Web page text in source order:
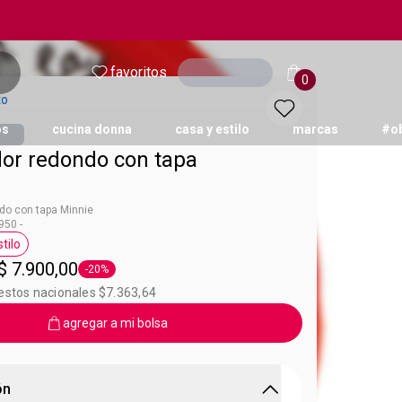
favoritos Ingresar 0
cucina donna casa y estilo marcas
redondo con tapa
con tapa Minnie
-
Avon Casa y Estilo
7.900,00 Etiqueta -20%
-20%
nacionales $7.363,64
agregar a mi bolsa